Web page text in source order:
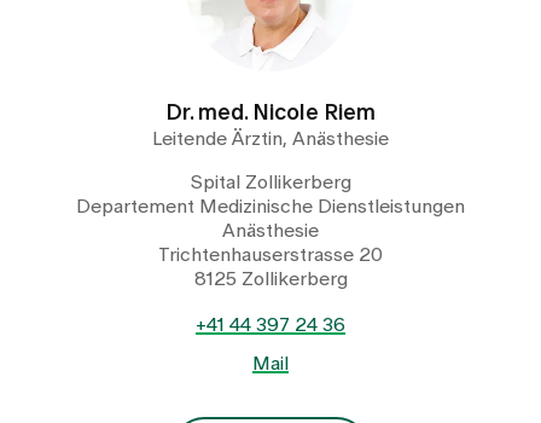
Dr. med. Nicole Riem
Leitende Ärztin, Anästhesie
Spital Zollikerberg
Departement Medizinische Dienstleistungen
Anästhesie
Trichtenhauserstrasse 20
8125 Zollikerberg
+41 44 397 24 36
Mail